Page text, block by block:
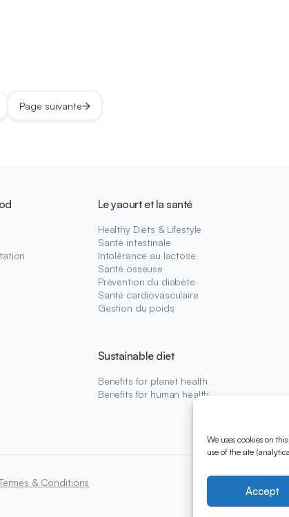
We uses cookies on
use of the site
Accept
Page suivante
Le yaourt et la santé
Healthy Diets & Lifestyle
Santé intestinale
Intolérance au lactose
Santé osseuse
Prévention du diabète
Santé cardiovasculaire
Gestion du poids
Sustainable diet
Benefits for planet health
Benefits for human health
& Conditions